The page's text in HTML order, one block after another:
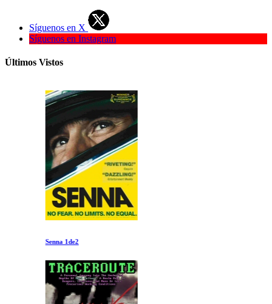
Síguenos en X
Síguenos en Instagram
Últimos Vistos
Senna 1de2